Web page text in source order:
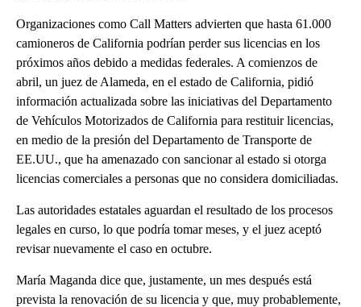
Organizaciones como Call Matters advierten que hasta 61.000
camioneros de California podrían perder sus licencias en los
próximos años debido a medidas federales. A comienzos de
abril, un juez de Alameda, en el estado de California, pidió
información actualizada sobre las iniciativas del Departamento
de Vehículos Motorizados de California para restituir licencias,
en medio de la presión del Departamento de Transporte de
EE.UU., que ha amenazado con sancionar al estado si otorga
licencias comerciales a personas que no considera domiciliadas.
Las autoridades estatales aguardan el resultado de los procesos
legales en curso, lo que podría tomar meses, y el juez aceptó
revisar nuevamente el caso en octubre.
María Maganda dice que, justamente, un mes después está
prevista la renovación de su licencia y que, muy probablemente,